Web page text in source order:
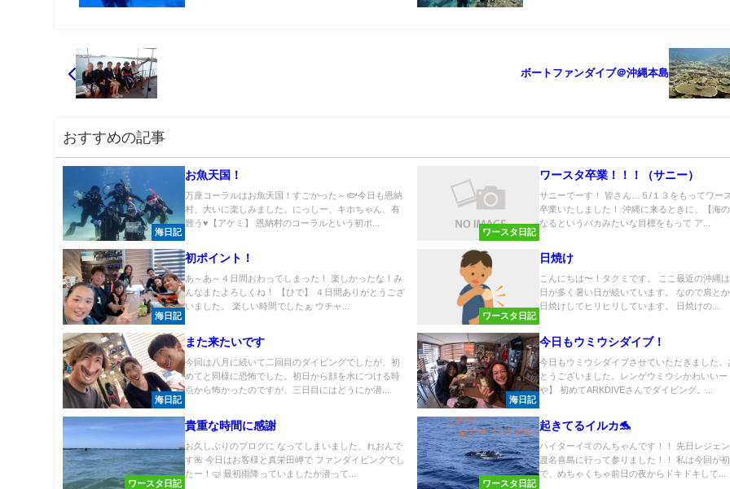
ボートファンダイブ＠沖縄本島
おすすめの記事
海日記
お魚天国！
万座コーラルはお魚天国！すごかった～🐟今日も恩納
村、大いに楽しみました。にっしー、キホちゃん、有
難う♥【アケミ】 恩納村のコーラルという初ポ...
ワースタ日記
ワースタ卒業！！！（サニー）
サニーでーす！ 皆さん…５/１３をもってワー
卒業いたしました！ 沖縄に来るときに、【海
なるというバカみたいな目標をもって ア...
海日記
初ポイント！
あ～あ～４日間おわってしまった！ 楽しかったな！み
んなまたよろしくね！ 【ひで】 ４日間ありがとうござ
いました。 楽しい時間でしたぁ ウチャ...
ワースタ日記
日焼け
こんにちは〜！タクミです。 ここ最近の沖縄
日が多く暑い日が続いています。 なので肩と
日焼けしてヒリヒリしています。 日焼けの...
海日記
また来たいです
今回は八月に続いて二回目のダイビングでしたが、初
めてと同様に恐怖でした。初日から顔を水につける時
点から怖かったのですが、三日目にはどうにか潜...
海日記
今日もウミウシダイブ！
今日もウミウシダイブさせていただきました。
とうございました。レンゲウミウシかわいいー
や】 初めてARKDIVEさんでダイビング。...
ワースタ日記
貴重な時間に感謝
お久しぶりのブログに なってしまいました、れおんで
す🌺 今日はお客様と真栄田岬で ファンダイビングでし
たー！🤿 最初雨降っていましたが潜って...
ワースタ日記
起きてるイルカ🐬
ハイターイ🤙のんちゃんです！！ 先日レジェ
渡名喜島に行って参りました！！ 私は今回が
で、めちゃくちゃ前日の夜からドキドキして...